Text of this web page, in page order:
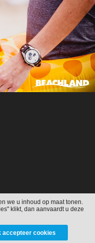
we u inhoud op maat tonen.
klikt, dan aanvaardt u deze
accepteer cookies